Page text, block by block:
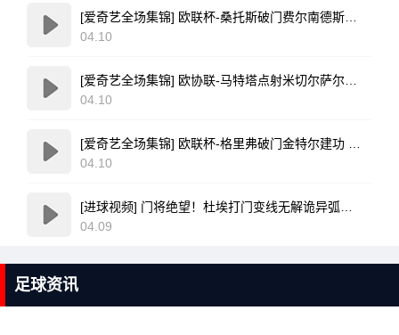
04.10
04.10
04.10
04.09
足球资讯